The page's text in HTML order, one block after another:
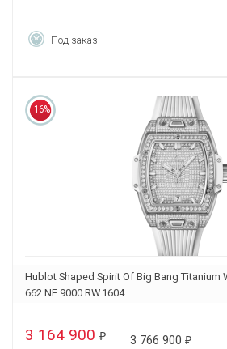
Под заказ
16%
Hublot Shaped Spirit Of Big Bang Titanium
662.NE.9000.RW.1604
3 164 900 ₽ 3 766 900 ₽